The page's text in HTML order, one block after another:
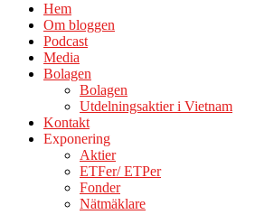
Hem
Om bloggen
Podcast
Media
Bolagen
Bolagen
Utdelningsaktier i Vietnam
Kontakt
Exponering
Aktier
ETFer/ ETPer
Fonder
Nätmäklare